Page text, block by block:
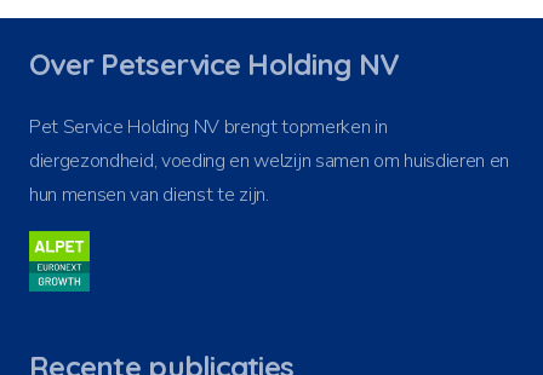
Over Petservice Holding NV
Pet Service Holding NV brengt topmerken in
diergezondheid, voeding en welzijn samen om huisdieren en
hun mensen van dienst te zijn.
Recente publicaties